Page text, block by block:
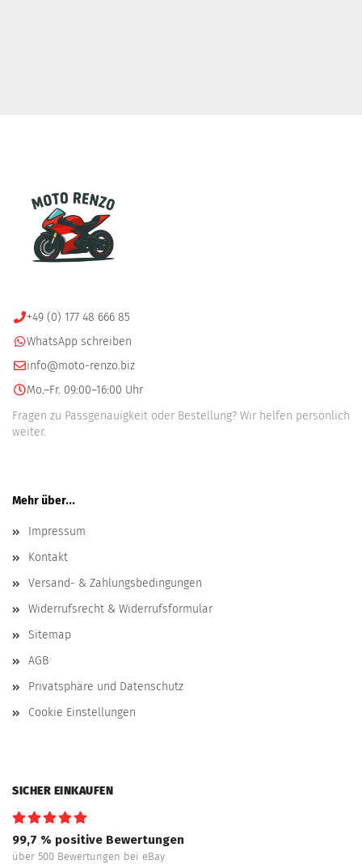
+49 (0) 177 48 666 85
WhatsApp schreiben
info@moto-renzo.biz
Mo.–Fr. 09:00–16:00 Uhr
Fragen zu Passgenauigkeit oder Bestellung? Wir helfen persönlich
weiter.
Mehr über...
Impressum
Kontakt
Versand- & Zahlungsbedingungen
Widerrufsrecht & Widerrufsformular
Sitemap
AGB
Privatsphäre und Datenschutz
Cookie Einstellungen
SICHER EINKAUFEN
99,7 % positive Bewertungen
über 500 Bewertungen bei eBay